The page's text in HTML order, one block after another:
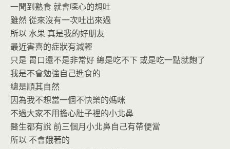
一聞到熟食 就會噁心的想吐
雖然 從來沒有一次吐出來過
所以 水果 真是我的好朋友
最近害喜的症狀有減輕
只是 胃口還不是非常好 總是吃不下 或是吃一點就飽了
我是不會勉強自己進食的
總是順其自然
因為我不想當一個不快樂的媽咪
不過大家不用擔心肚子裡的小北鼻
醫生都有說 前三個月小北鼻自己有帶便當
所以 不會餓著的